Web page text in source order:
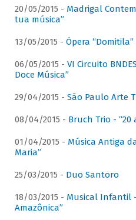
20/05/2015 - Madrigal
tua música”
13/05/2015 - Ópera “Domitila”
06/05/2015 - VI Circuito
Doce Música”
29/04/2015 - São Paulo Arte
08/04/2015 - Bruch Trio - “20
01/04/2015 - Música Antiga
Maria”
25/03/2015 - Duo Santoro
18/03/2015 - Musical Infantil
Amazônica”